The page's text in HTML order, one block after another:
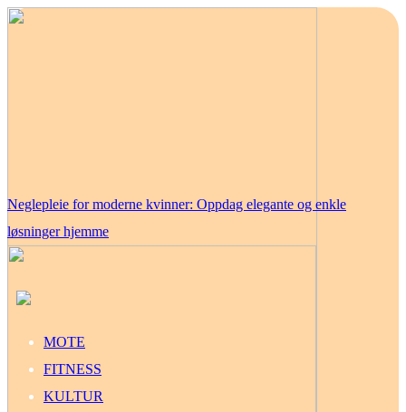
Neglepleie for moderne kvinner: Oppdag elegante og enkle
løsninger hjemme
MOTE
FITNESS
KULTUR